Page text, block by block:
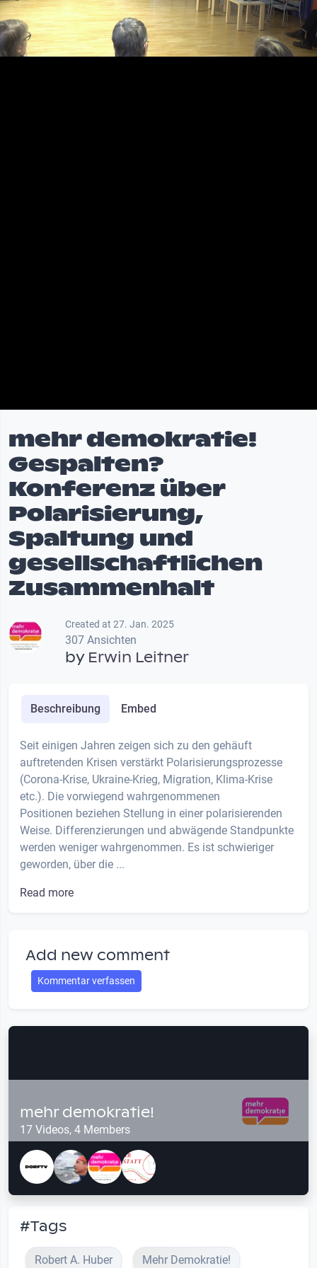
Video
mehr demokratie!
Gespalten?
Konferenz über
Polarisierung,
Spaltung und
gesellschaftlichen
Zusammenhalt
Created at 27. Jan. 2025
307 Ansichten
by Erwin Leitner
Beschreibung Embed
Seit einigen Jahren zeigen sich zu den gehäuft
auftretenden Krisen verstärkt Polarisierungsprozesse
(Corona-Krise, Ukraine-Krieg, Migration, Klima-Krise
etc.). Die vorwiegend wahrgenommenen
Positionen beziehen Stellung in einer polarisierenden
Weise. Differenzierungen und abwägende Standpunkte
werden weniger wahrgenommen. Es ist schwieriger
geworden, über die ...
Read more
Add new comment
Kommentar verfassen
mehr demokratie!
17 Videos, 4 Members
#Tags
Robert A. Huber Mehr Demokratie!